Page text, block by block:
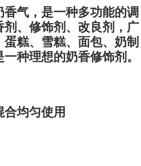
气，是一种多功能的调
、修饰剂、改良剂，广
糕、雪糕、面包、奶制
种理想的奶香修饰剂。
均匀使用